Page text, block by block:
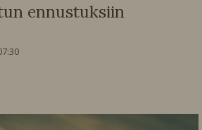
ennustuksiin